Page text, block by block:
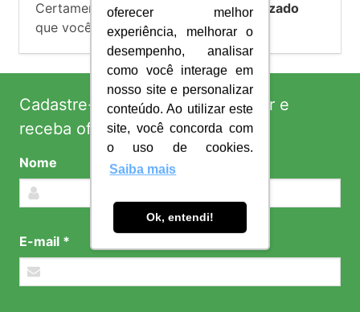
oferecer melhor
experiência, melhorar o
desempenho, analisar
como você interage em
nosso site e personalizar
conteúdo. Ao utilizar este
site, você concorda com
o uso de cookies.
Saiba mais
Ok, entendi!
Certamente temos o
brinde personalizado
que você procura!
Cadastre-se em nossa newsletter e
receba ofertas exclusivas!
Nome
E-mail *